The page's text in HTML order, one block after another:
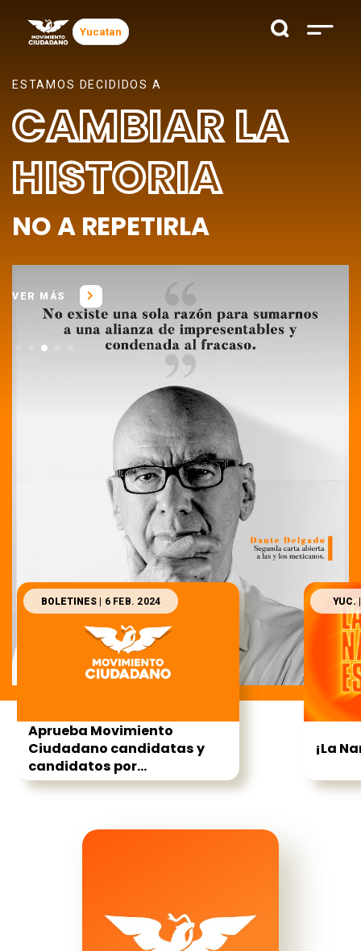
Yucatan
DECIDIDOS A
LA
A REPETIRLA
MÁS
BOLETINES | 6 FEB. 2024
Aprueba Movimiento
Ciudadano candidatas y
candidatos por...
YUC.|
¡La